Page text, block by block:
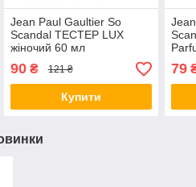
Jean Paul Gaultier So
Scandal ТЕСТЕР LUX
жіночий 60 мл
90₴ 121 ₴
Купити
79